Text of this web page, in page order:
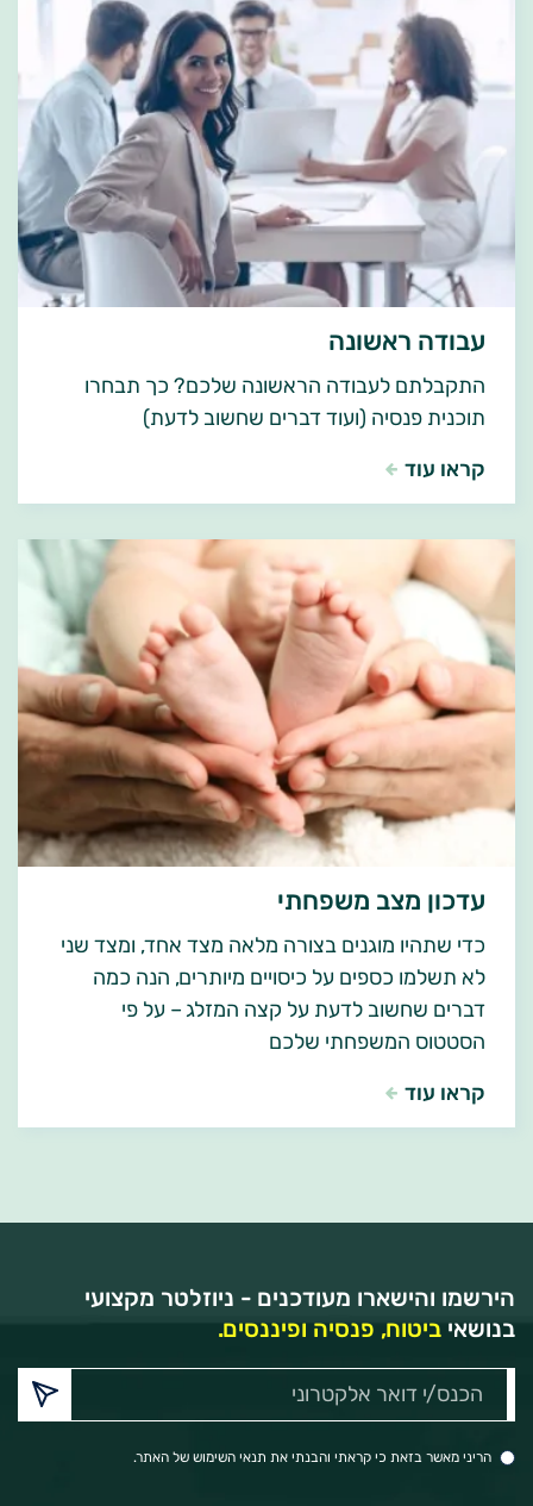
עבודה ראשונה
התקבלתם לעבודה הראשונה שלכם? כך תבחרו
תוכנית פנסיה (ועוד דברים שחשוב לדעת)
קראו עוד
עדכון מצב משפחתי
כדי שתהיו מוגנים בצורה מלאה מצד אחד, ומצד שני
לא תשלמו כספים על כיסויים מיותרים, הנה כמה
דברים שחשוב לדעת על קצה המזלג – על פי
הסטטוס המשפחתי שלכם
קראו עוד
הירשמו והישארו מעודכנים - ניוזלטר מקצועי
בנושאי ביטוח, פנסיה ופיננסים.
הכנס/י
דואר
אלקטרוני:
הריני מאשר בזאת כי קראתי והבנתי את תנאי השימוש של האתר.